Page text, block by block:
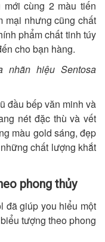
cùng 2 màu tiến
mại nhưng cũng chất
phẩm chất tinh túy
cho bạn hàng.
nhãn hiệu Sentosa
đầu bếp văn minh và
nét đặc thù và vết
màu gold sáng, đẹp
chất lượng khắt
phong thủy
đã giúp you hiểu một
tượng theo phong